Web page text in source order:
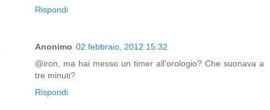
Rispondi
Anonimo 02 febbraio, 2012 15:32
@iron, ma hai messo un timer all'orologio? Che suonava a
tre minuti?
Rispondi